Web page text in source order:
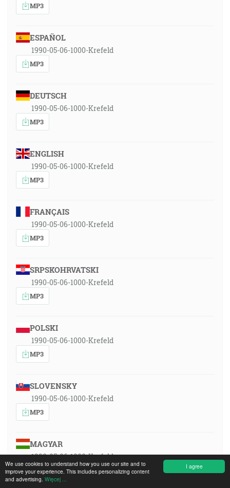
I agree
We use cookies to understand how you use our site and to
improve your experience. This includes personalizing content
and advertising. Więcej ...
MP3
ESPAÑOL
1990-05-06-1000-Krefeld
MP3
DEUTSCH
1990-05-06-1000-Krefeld
MP3
ENGLISH
1990-05-06-1000-Krefeld
MP3
FRANÇAIS
1990-05-06-1000-Krefeld
MP3
SRPSKOHRVATSKI
1990-05-06-1000-Krefeld
MP3
POLSKI
1990-05-06-1000-Krefeld
MP3
SLOVENSKY
1990-05-06-1000-Krefeld
MP3
MAGYAR
1990-05-06-1000-Krefeld
MP3